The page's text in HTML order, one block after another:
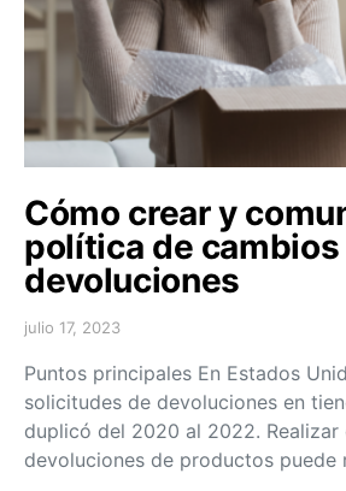
Cómo crear y
política de cambios
devoluciones
julio 17, 2023
Puntos principales En Estados
solicitudes de devoluciones en
duplicó del 2020 al 2022. Realizar
devoluciones de productos